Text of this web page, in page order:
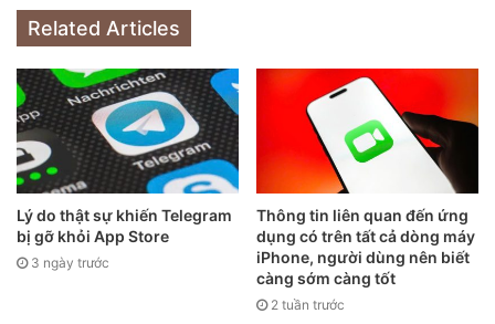
lại và tích hợp công nghệ sạc MagSafe. Thêm vào đó, cặp
rộng, bao gồm: cổng HDMI và đầu đọc thẻ SD, thanh cảm
ứng Touch Bar chị chê sẽ được thay thế bằng các phím
chức năng vật lý.
Related Articles
Lý do thật sự khiến Telegram
bị gỡ khỏi App Store
3 ngày trước
Thông tin liên quan đến ứng
dụng có trên tất cả dòng máy
iPhone, người dùng nên biết
càng sớm càng tốt
2 tuần trước